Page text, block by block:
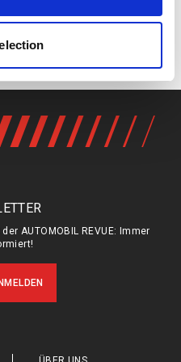
collected from your use
AUTOMOBIL REVUE: Immer